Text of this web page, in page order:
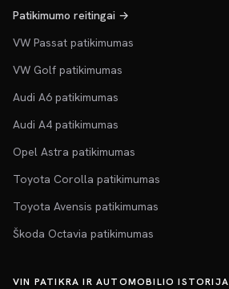
Patikimumo reitingai →
VW Passat patikimumas
VW Golf patikimumas
Audi A6 patikimumas
Audi A4 patikimumas
Opel Astra patikimumas
Toyota Corolla patikimumas
Toyota Avensis patikimumas
Škoda Octavia patikimumas
VIN PATIKRA IR AUTOMOBILIO ISTORIJA